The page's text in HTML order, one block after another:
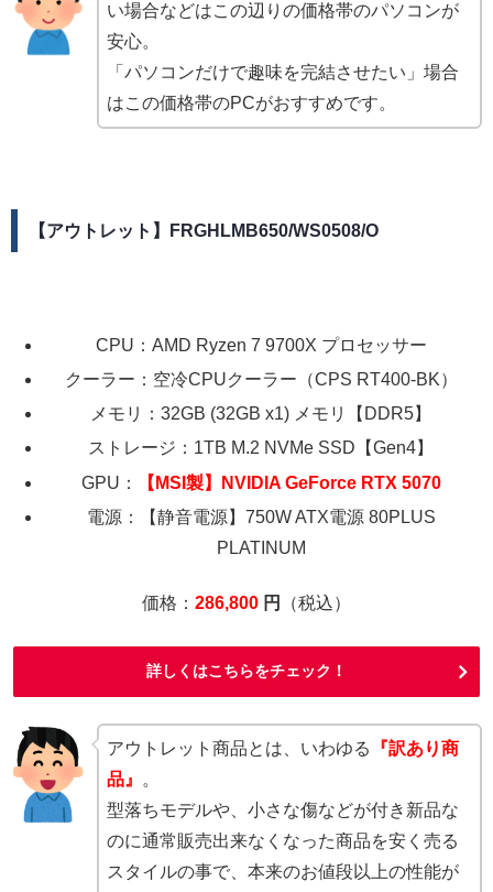
い場合などはこの辺りの価格帯のパソコンが
安心。
「パソコンだけで趣味を完結させたい」場合
はこの価格帯のPCがおすすめです。
【アウトレット】FRGHLMB650/WS0508/O
CPU：AMD Ryzen 7 9700X プロセッサー
クーラー：空冷CPUクーラー（CPS RT400-BK）
メモリ：32GB (32GB x1) メモリ【DDR5】
ストレージ：1TB M.2 NVMe SSD【Gen4】
GPU：
【MSI製】NVIDIA GeForce RTX 5070
電源：【静音電源】750W ATX電源 80PLUS
PLATINUM
価格： 286,800 円 （税込）
詳しくはこちらをチェック！
アウトレット商品とは、いわゆる
『訳あり商
品』 。
型落ちモデルや、小さな傷などが付き新品な
のに通常販売出来なくなった商品を安く売る
スタイルの事で、本来のお値段以上の性能が